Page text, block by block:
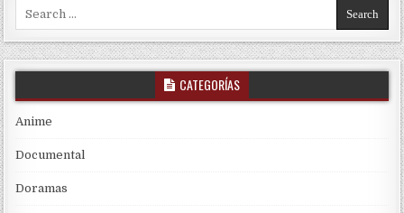
CATEGORÍAS
Anime
Documental
Doramas